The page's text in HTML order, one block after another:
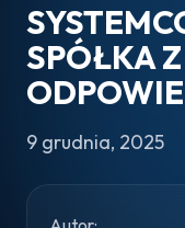
SPÓŁKA
9 grudnia, 2025